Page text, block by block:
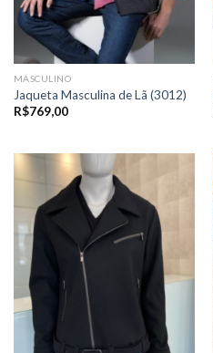
MASCULINO
Jaqueta Masculina de Lã (3012)
R$769,00